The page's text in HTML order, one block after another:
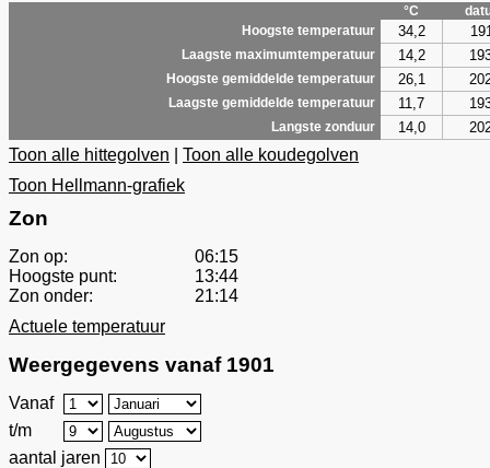
°C
Hoogste temperatuur
34,2
Laagste maximumtemperatuur 14,2
Hoogste gemiddelde temperatuur 26,1
Laagste gemiddelde temperatuur 11,7
Langste zonduur 14,0
Toon alle hittegolven
Toon alle koudegolven
Toon Hellmann-grafiek
Zon
Zon op:
06:15
Hoogste punt:
13:44
Zon onder:
21:14
Actuele temperatuur
Weergegevens vanaf 1901
Vanaf
t/m
aantal jaren